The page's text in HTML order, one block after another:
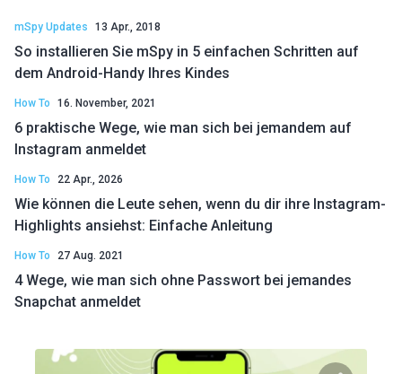
mSpy Updates 13 Apr., 2018
So installieren Sie mSpy in 5 einfachen Schritten auf
dem Android-Handy Ihres Kindes
How To 16. November, 2021
6 praktische Wege, wie man sich bei jemandem auf
Instagram anmeldet
How To 22 Apr., 2026
Wie können die Leute sehen, wenn du dir ihre Instagram-
Highlights ansiehst: Einfache Anleitung
How To 27 Aug. 2021
4 Wege, wie man sich ohne Passwort bei jemandes
Snapchat anmeldet